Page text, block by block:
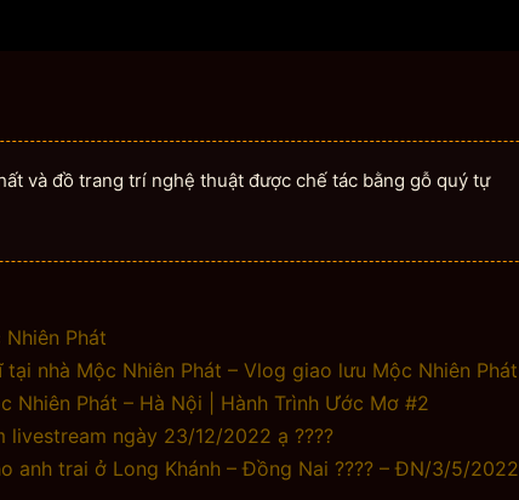
và đồ trang trí nghệ thuật được chế tác bằng gỗ quý tự
Phát
nhà Mộc Nhiên Phát – Vlog giao lưu Mộc Nhiên Phát
Phát – Hà Nội | Hành Trình Ước Mơ #2
livestream ngày 23/12/2022 ạ ????
anh trai ở Long Khánh – Đồng Nai ???? – ĐN/3/5/2022